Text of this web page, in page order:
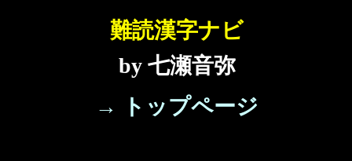
難読漢字ナビ
by 七瀬音弥
→ トップページ